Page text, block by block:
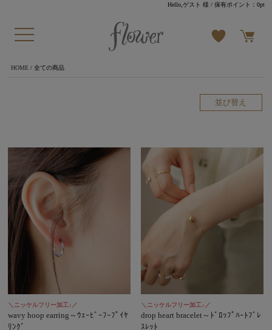
Hello,ゲスト 様 / 保有ポイント：0pt
HOME/ 全ての商品
並び替え
＼ニッケルフリー加工♪／
wavy hoop earring～ｳｪｰﾋﾞｰﾌｰﾌﾟｲﾔ
ﾘﾝｸﾞ
＼ニッケルフリー加工♪／
drop heart bracelet～ﾄﾞﾛｯﾌﾟﾊｰﾄﾌﾞﾚ
ｽﾚｯﾄ